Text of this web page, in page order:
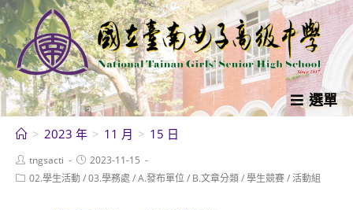
跳
轉
至
主
要
內
選單
> 2023 年 > 11 月 > 15 日
Post
author:
tngsacti
Post
published:
2023-11-15
Post02.學生活動/03.學務處 /A.發布單位/ B.文章分類/學生競賽/活動組